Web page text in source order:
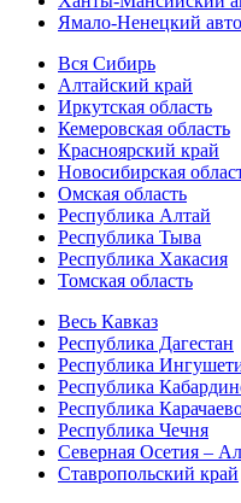
Ямало-Ненецкий
Вся Сибирь
Алтайский край
Иркутская область
Кемеровская область
Красноярский край
Новосибирская
Омская область
Республика Алтай
Республика Тыва
Республика Хакасия
Томская область
Весь Кавказ
Республика Дагестан
Республика
Республика
Республика
Республика Чечня
Северная Осетия –
Ставропольский край